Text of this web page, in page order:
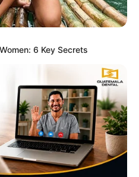
นไปทำงาน ไป
คือ ทิศตะวันตกเฉียงใต้
วยให้ประสบความสำเร็จ
6 Key Secrets